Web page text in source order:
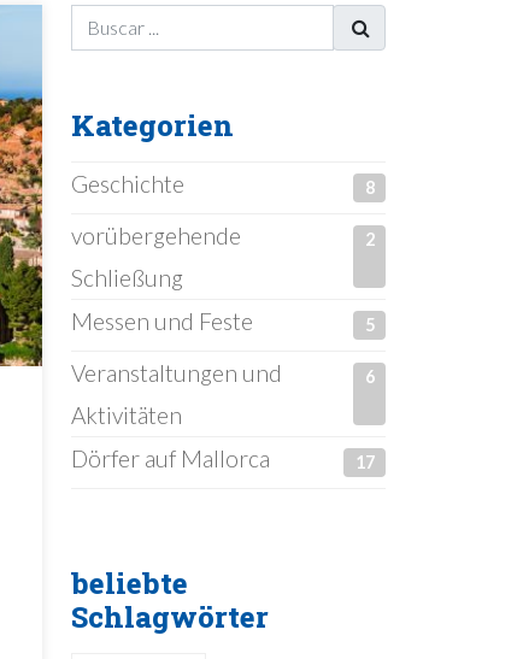
Kategorien
Geschichte 8
vorübergehende
Schließung
2
Messen und Feste 5
Veranstaltungen und
Aktivitäten
6
Dörfer auf Mallorca 17
beliebte
Schlagwörter